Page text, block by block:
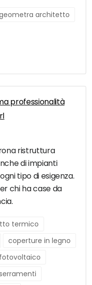
architetto
professionalità
ristruttura
di impianti
tipo di esigenza.
chi ha case da
termico
coperture in legno
fotovoltaico